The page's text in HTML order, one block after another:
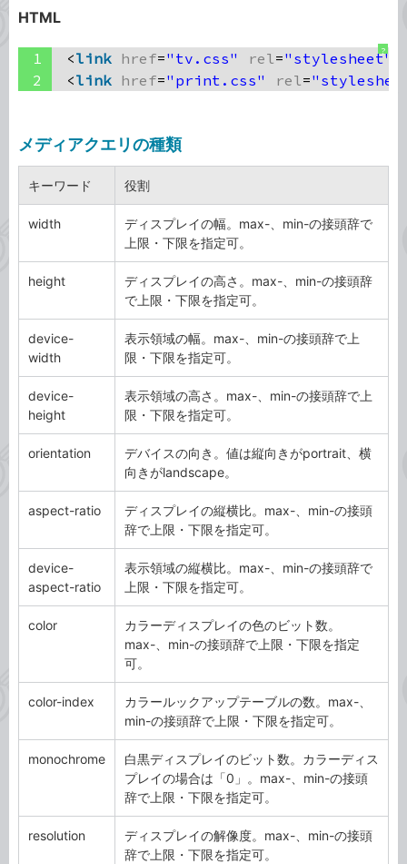
HTML
?
1
2
<link href="tv.css" rel="stylesheet"
<link href="print.css" rel=
メディアクエリの種類
キーワード 役割
width
ディスプレイの幅。max-、min-の接頭辞で
上限・下限を指定可。
height
ディスプレイの高さ。max-、min-の接頭辞
で上限・下限を指定可。
device-
width
表示領域の幅。max-、min-の接頭辞で上
限・下限を指定可。
device-
height
表示領域の高さ。max-、min-の接頭辞で上
限・下限を指定可。
orientation
デバイスの向き。値は縦向きがportrait、横
向きがlandscape。
aspect-ratio
ディスプレイの縦横比。max-、min-の接頭
辞で上限・下限を指定可。
device-
aspect-ratio
表示領域の縦横比。max-、min-の接頭辞で
上限・下限を指定可。
color
カラーディスプレイの色のビット数。
max-、min-の接頭辞で上限・下限を指定
可。
color-index
カラールックアップテーブルの数。max-、
min-の接頭辞で上限・下限を指定可。
monochrome
白黒ディスプレイのビット数。カラーディス
プレイの場合は「0」。max-、min-の接頭
辞で上限・下限を指定可。
resolution
ディスプレイの解像度。max-、min-の接頭
辞で上限・下限を指定可。